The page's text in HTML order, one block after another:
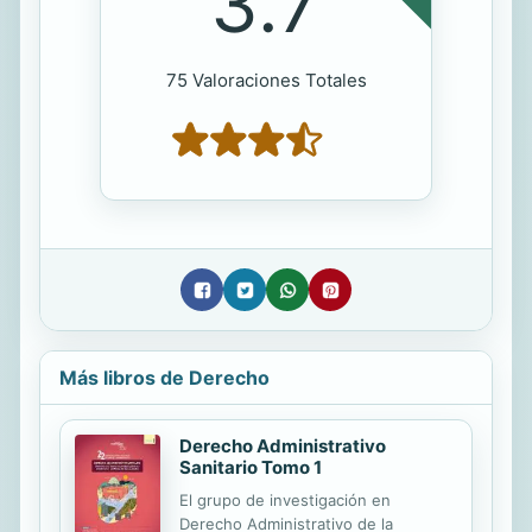
75 Valoraciones Totales
Más libros de Derecho
Derecho Administrativo
Sanitario Tomo 1
El grupo de investigación en
Derecho Administrativo de la